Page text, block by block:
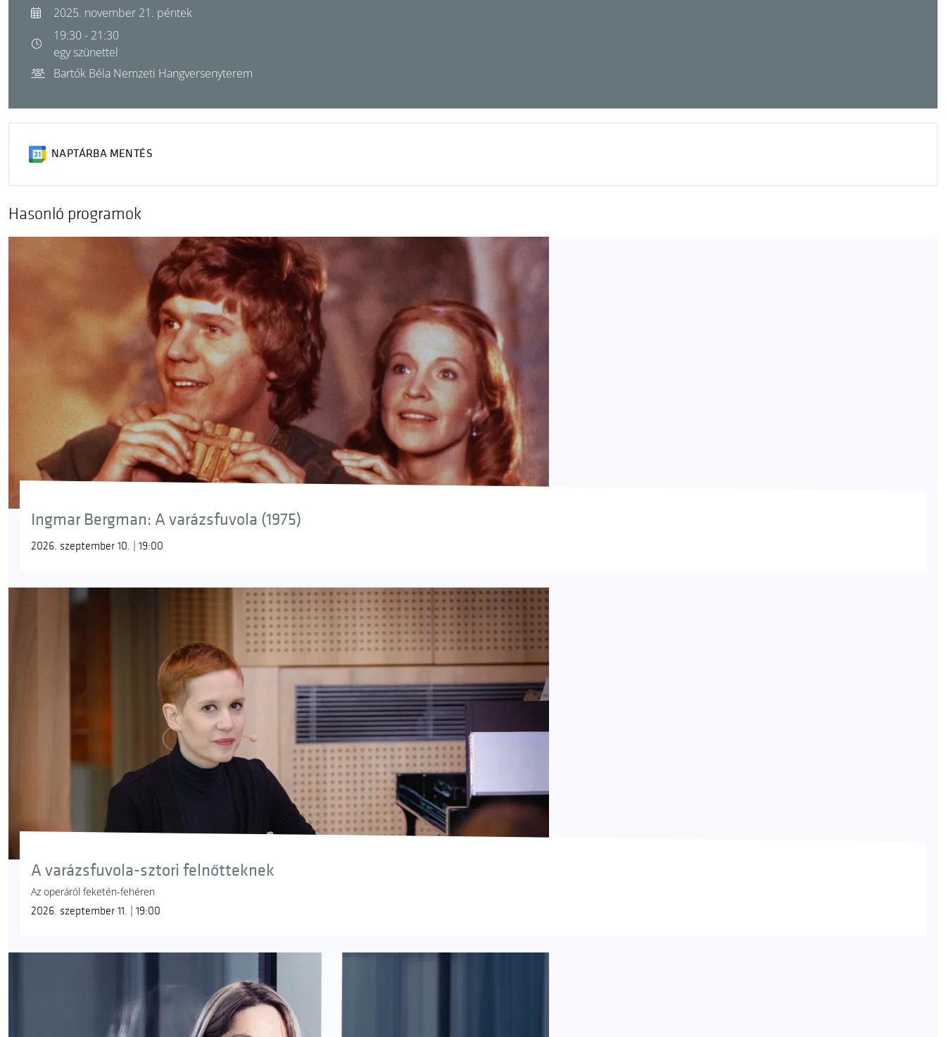
2025. november 21. péntek
19:30 - 21:30
egy szünettel
Bartók Béla Nemzeti Hangversenyterem
NAPTÁRBA MENTÉS
Hasonló programok
Ingmar Bergman: A varázsfuvola (1975)
2026. szeptember 10. | 19:00
A varázsfuvola-sztori felnőtteknek
Az operáról feketén-fehéren
2026. szeptember 11. | 19:00